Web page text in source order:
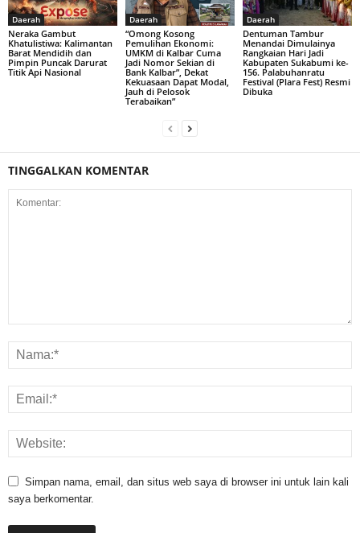
Daerah
Neraka Gambut
Khatulistiwa: Kalimantan
Barat Mendidih dan
Pimpin Puncak Darurat
Titik Api Nasional
Daerah
“Omong Kosong
Pemulihan Ekonomi:
UMKM di Kalbar Cuma
Jadi Nomor Sekian di
Bank Kalbar”, Dekat
Kekuasaan Dapat Modal,
Jauh di Pelosok
Terabaikan”
Daerah
Dentuman Tambur
Menandai Dimulainya
Rangkaian Hari Jadi
Kabupaten Sukabumi ke-
156. Palabuhanratu
Festival (Plara Fest) Resmi
Dibuka
TINGGALKAN KOMENTAR
Simpan nama, email, dan situs web saya di browser ini untuk lain kali
saya berkomentar.